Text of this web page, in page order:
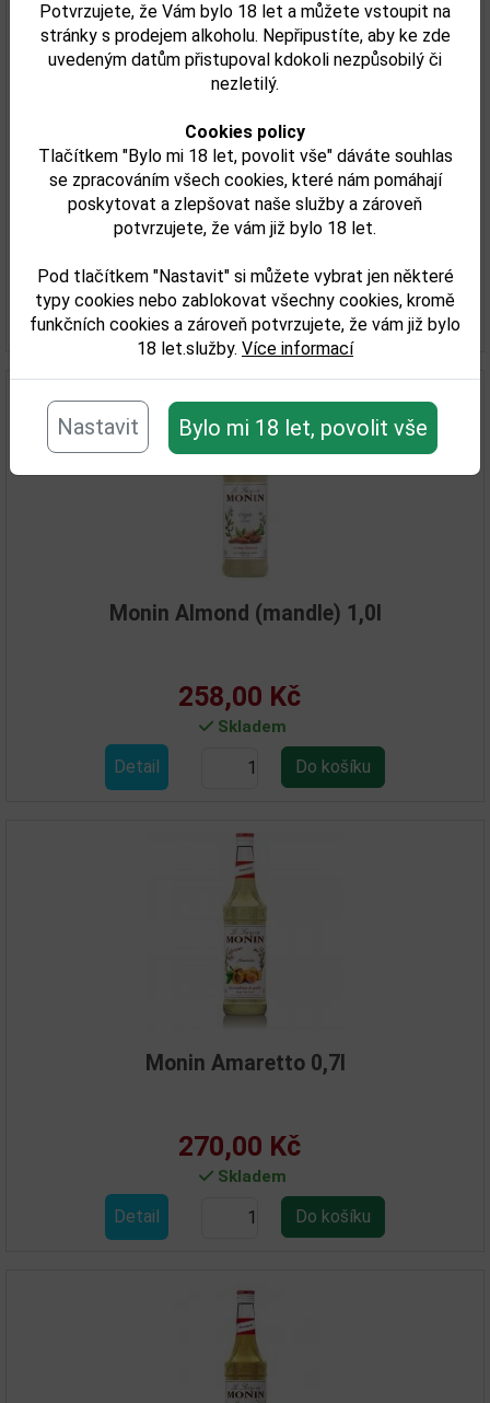
Potvrzujete, že Vám bylo 18 let a můžete vstoupit na
stránky s prodejem alkoholu. Nepřipustíte, aby ke zde
uvedeným datům přistupoval kdokoli nezpůsobilý či
nezletilý.
Cookies policy
Tlačítkem "Bylo mi 18 let, povolit vše" dáváte souhlas
se zpracováním všech cookies, které nám pomáhají
poskytovat a zlepšovat naše služby a zároveň
potvrzujete, že vám již bylo 18 let.
Pod tlačítkem "Nastavit" si můžete vybrat jen některé
typy cookies nebo zablokovat všechny cookies, kromě
funkčních cookies a zároveň potvrzujete, že vám již bylo
18 let.služby. Více informací
Nastavit Bylo mi 18 let, povolit vše
Monin Almond (mandle) 0,7l
242,00 Kč
Skladem
Detail
Monin Almond (mandle) 1,0l
258,00 Kč
Skladem
Detail
Monin Amaretto 0,7l
270,00 Kč
Skladem
Detail